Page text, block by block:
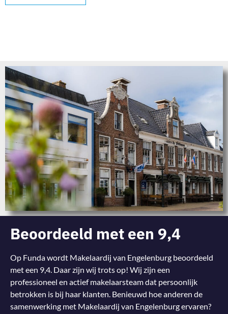
Beoordeeld met een 9,4
Op Funda wordt Makelaardij van Engelenburg beoordeeld
met een 9,4. Daar zijn wij trots op! Wij zijn een
professioneel en actief makelaarsteam dat persoonlijk
betrokken is bij haar klanten. Benieuwd hoe anderen de
samenwerking met Makelaardij van Engelenburg ervaren?